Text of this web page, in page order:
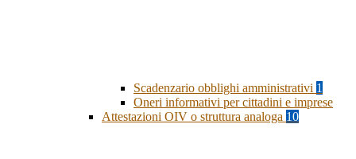
Scadenzario obblighi amministrativi 1
Oneri informativi per cittadini e imprese
Attestazioni OIV o struttura analoga 10